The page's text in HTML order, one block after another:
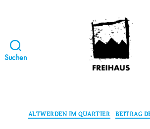
Suchen
STATTBAU
HAMBURG
Kategorien
ALTWERDEN IM QUARTIER BEITRAG